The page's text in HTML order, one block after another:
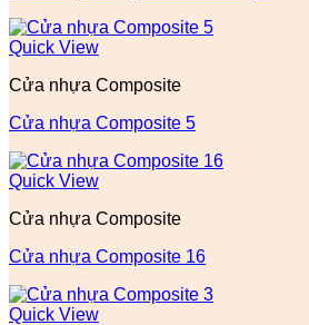
Quick View
Cửa nhựa Composite
Cửa nhựa Composite 5
Quick View
Cửa nhựa Composite
Cửa nhựa Composite 16
Quick View